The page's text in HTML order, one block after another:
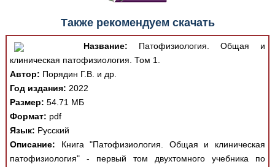
Также рекомендуем скачать
Название: Патофизиология. Общая и
клиническая патофизиология. Том 1.
Автор: Порядин Г.В. и др.
Год издания: 2022
Размер: 54.71 МБ
Формат: pdf
Язык: Русский
Описание: Книга "Патофизиология. Общая и клиническая
патофизиология" - первый том двухтомного учебника по